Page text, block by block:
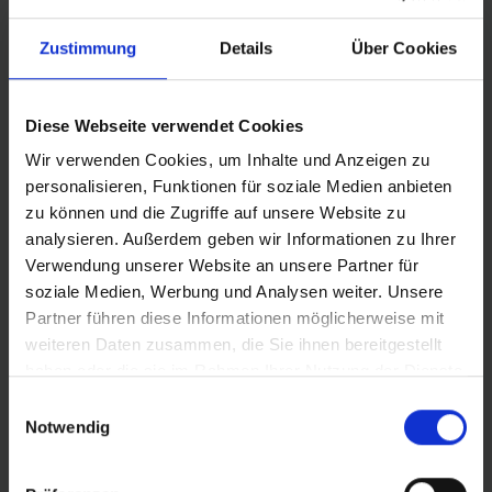
Zustimmung Details Über Cookies
Diese Webseite verwendet Cookies
Wir verwenden Cookies, um Inhalte und Anzeigen zu
personalisieren, Funktionen für soziale Medien anbieten
zu können und die Zugriffe auf unsere Website zu
analysieren. Außerdem geben wir Informationen zu Ihrer
Verwendung unserer Website an unsere Partner für
soziale Medien, Werbung und Analysen weiter. Unsere
Partner führen diese Informationen möglicherweise mit
weiteren Daten zusammen, die Sie ihnen bereitgestellt
Notwendig
Federung am Rad. Je breiter, desto besser und sensibler
können sie funktionieren. Du kannst den Motion Super
den Luftdruck präzise tunen.
ROBUST UND BELASTBAR
Der Motion Super Moto-X ist der robuste Bruder des
Motion Big Apple – extra für die höheren Belastungen an
E-Bikes, S-Pedelecs und Cargobikes konstruiert. Dabei
hilft das riesige Reifenvolumen und außerdem eine
verstärkte Karkasse und Greenguard-Pannenschutz mit
Double Defense. Die Traglast ist außerordentlich: je nach
Ausführung hält ein Motion Super Moto-X bis zu 120
die herausforderndsten Transportaufgaben.